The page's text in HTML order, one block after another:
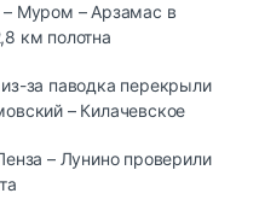
– Муром – Арзамас в
км полотна
за паводка перекрыли
– Килачевское
– Лунино проверили